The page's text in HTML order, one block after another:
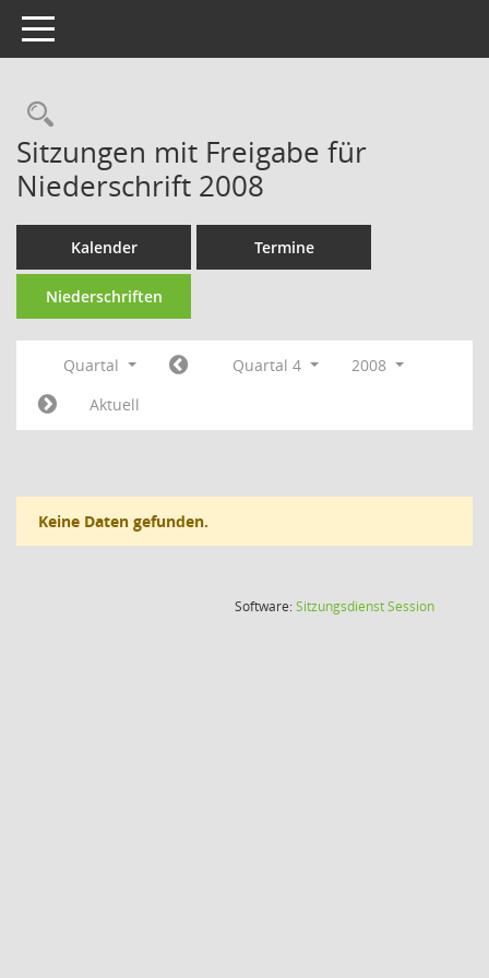
Toggle navigation
Rechercheauswahl
Sitzungen mit Freigabe für
Niederschrift 2008
Kalender Termine
Niederschriften
Quartal Quartal 4
2008
Aktuell
Keine Daten gefunden.
Software:SitzungsdienstSession(Wird in